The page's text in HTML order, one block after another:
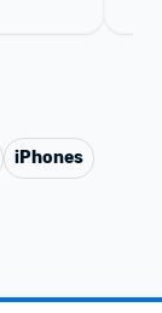
iPhones